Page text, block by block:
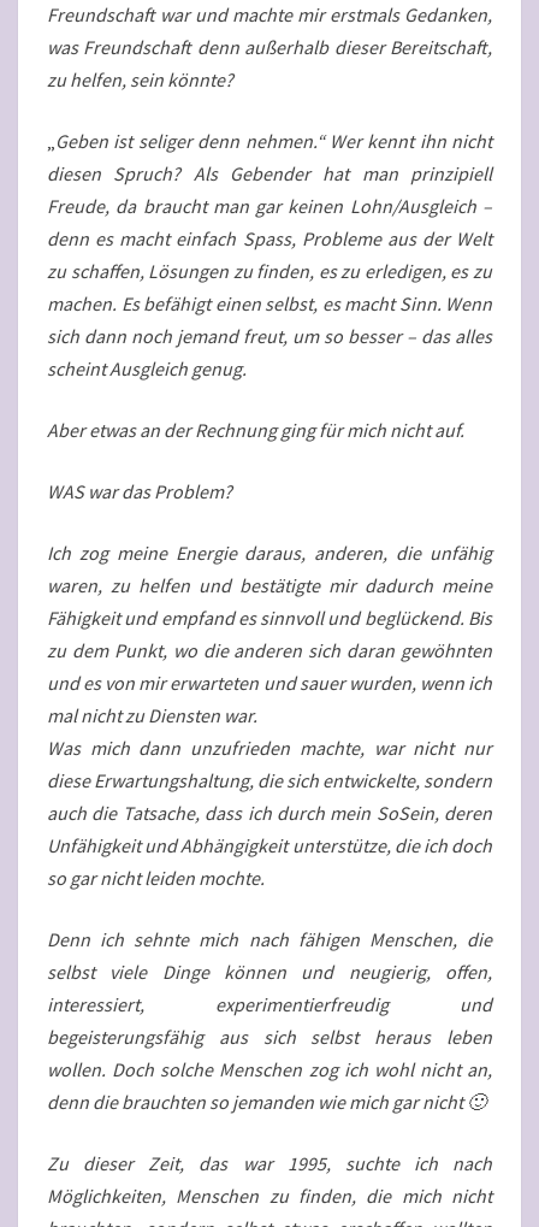
Freundschaft war und machte mir erstmals Gedanken,
was Freundschaft denn außerhalb dieser Bereitschaft,
zu helfen, sein könnte?
Geben ist seliger denn nehmen.“ Wer kennt ihn nicht
diesen Spruch? Als Gebender hat man prinzipiell
Freude, da braucht man gar keinen Lohn/Ausgleich –
denn es macht einfach Spass, Probleme aus der Welt
zu schaffen, Lösungen zu finden, es zu erledigen, es zu
machen. Es befähigt einen selbst, es macht Sinn. Wenn
sich dann noch jemand freut, um so besser – das alles
scheint Ausgleich genug.
Aber etwas an der Rechnung ging für mich nicht auf.
WAS war das Problem?
Ich zog meine Energie daraus, anderen, die unfähig
waren, zu helfen und bestätigte mir dadurch meine
Fähigkeit und empfand es sinnvoll und beglückend. Bis
zu dem Punkt, wo die anderen sich daran gewöhnten
und es von mir erwarteten und sauer wurden, wenn ich
mal nicht zu Diensten war.
Was mich dann unzufrieden machte, war nicht nur
diese Erwartungshaltung, die sich entwickelte, sondern
auch die Tatsache, dass ich durch mein SoSein, deren
Unfähigkeit und Abhängigkeit unterstütze, die ich doch
so gar nicht leiden mochte.
Denn ich sehnte mich nach fähigen Menschen, die
selbst viele Dinge können und neugierig, offen,
interessiert, experimentierfreudig und
begeisterungsfähig aus sich selbst heraus leben
wollen. Doch solche Menschen zog ich wohl nicht an,
denn die brauchten so jemanden wie mich gar nicht 🙂
Zu dieser Zeit, das war 1995, suchte ich nach
Möglichkeiten, Menschen zu finden, die mich nicht